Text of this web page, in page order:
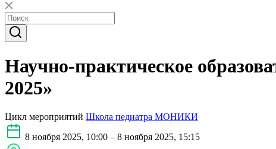
Научно-практическое
2025»
Цикл мероприятий Школа педиатра МОНИКИ
8 ноября 2025, 10:00 – 8 ноября 2025, 15:15